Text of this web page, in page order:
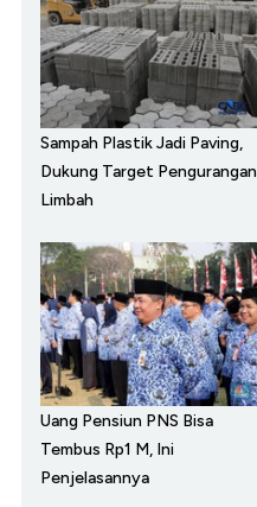
Sampah Plastik Jadi Paving,
Dukung Target Pengurangan
Limbah
Uang Pensiun PNS Bisa
Tembus Rp1 M, Ini
Penjelasannya